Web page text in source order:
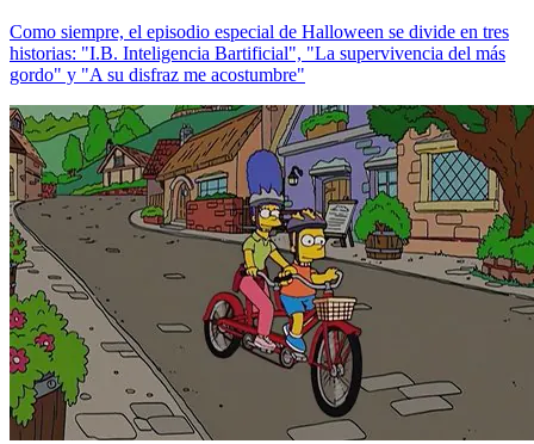
Como siempre, el episodio especial de Halloween se divide en tres
historias: "I.B. Inteligencia Bartificial", "La supervivencia del más
gordo" y "A su disfraz me acostumbre"